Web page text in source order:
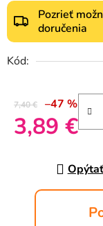
Pozrieť
doručenia
Kód:
7,40 € –47 %
3,89 €